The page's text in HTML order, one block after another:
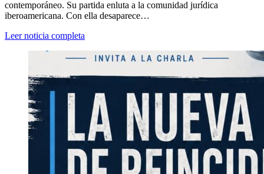
contemporáneo. Su partida enluta a la comunidad jurídica
iberoamericana. Con ella desaparece…
Leer noticia completa